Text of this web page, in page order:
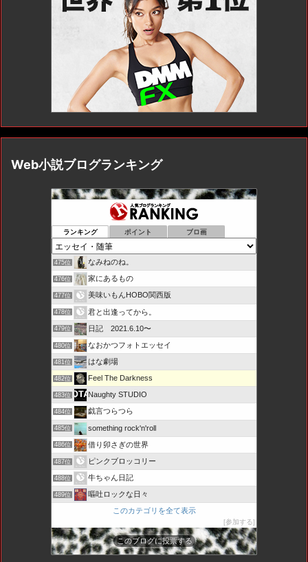
Web小説ブログランキング
ランキング ポイント ブロ画
475位 なみねのね。
476位 家にあるもの
477位 美味いもんHOBO関西版
478位 君と出逢ってから。
479位 日記 2021.6.10〜
480位 なおかつフォトエッセイ
481位 はな劇場
482位 Feel The Darkness
483位 Naughty STUDIO
484位 戯言つらつら
485位 something rock'n'roll
486位 借り卯さぎの世界
487位 ピンクブロッコリー
488位 牛ちゃん日記
489位
嘔吐ロックな日々
このカテゴリを全て表示
参加する
このブログに投票する